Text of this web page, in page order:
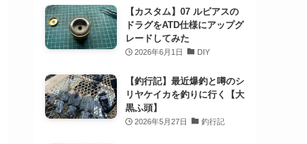
【カスタム】07 ルビアスの
ドラグをATD仕様にアップグ
レードしてみた
2026年6月1日 DIY
【釣行記】最近爆釣と噂のシ
リヤケイカを釣りに行く【大
黒ふ頭】
2026年5月27日 釣行記